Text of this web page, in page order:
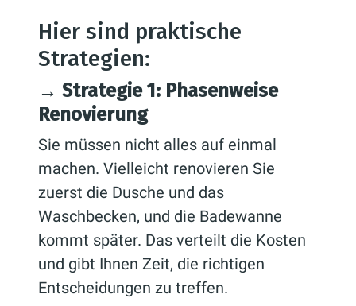
Hier sind praktische
Strategien:
→ Strategie 1: Phasenweise
Renovierung
Sie müssen nicht alles auf einmal
machen. Vielleicht renovieren Sie
zuerst die Dusche und das
Waschbecken, und die Badewanne
kommt später. Das verteilt die Kosten
und gibt Ihnen Zeit, die richtigen
Entscheidungen zu treffen.